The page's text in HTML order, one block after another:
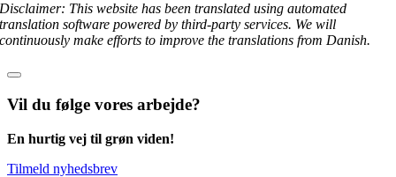
Disclaimer: This website has been translated using automated
translation software powered by third-party services. We will
continuously make efforts to improve the translations from Danish.
Vil du følge vores arbejde?
En hurtig vej til grøn viden!
Tilmeld nyhedsbrev